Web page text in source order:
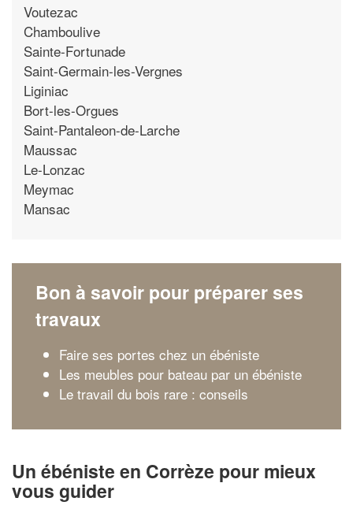
Voutezac
Chamboulive
Sainte-Fortunade
Saint-Germain-les-Vergnes
Liginiac
Bort-les-Orgues
Saint-Pantaleon-de-Larche
Maussac
Le-Lonzac
Meymac
Mansac
Bon à savoir pour préparer ses
travaux
Faire ses portes chez un ébéniste
Les meubles pour bateau par un ébéniste
Le travail du bois rare : conseils
Un ébéniste en Corrèze pour mieux
vous guider